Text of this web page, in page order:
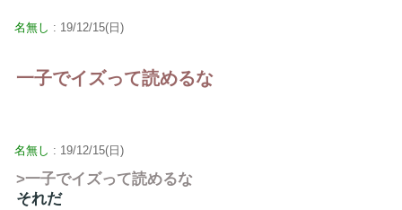
名無し : 19/12/15(日)
一子でイズって読めるな
名無し : 19/12/15(日)
>一子でイズって読めるな
それだ